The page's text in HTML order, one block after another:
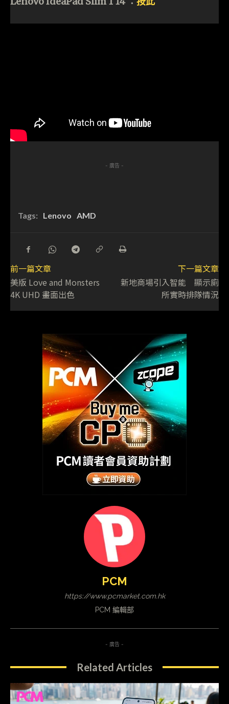
- 廣告 -
Tags: Lenovo AMD
前一篇文章
美版 Love and Monsters
4K UHD 畫面出色
下一篇文章
新地商場引入智能 顯示廁
所實時排隊情況
PCM
https://www.pcmarket.com.hk
PCM 編輯部
- 廣告 -
Related Articles